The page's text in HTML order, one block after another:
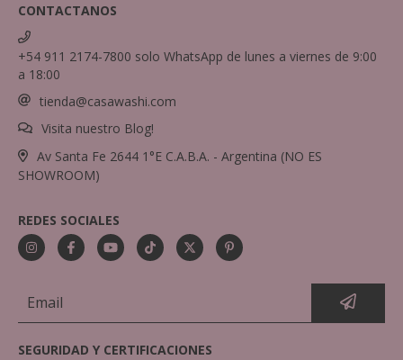
CONTACTANOS
+54 911 2174-7800 solo WhatsApp de lunes a viernes de 9:00
a 18:00
tienda@casawashi.com
Visita nuestro Blog!
Av Santa Fe 2644 1°E C.A.B.A. - Argentina (NO ES
SHOWROOM)
REDES SOCIALES
SEGURIDAD Y CERTIFICACIONES